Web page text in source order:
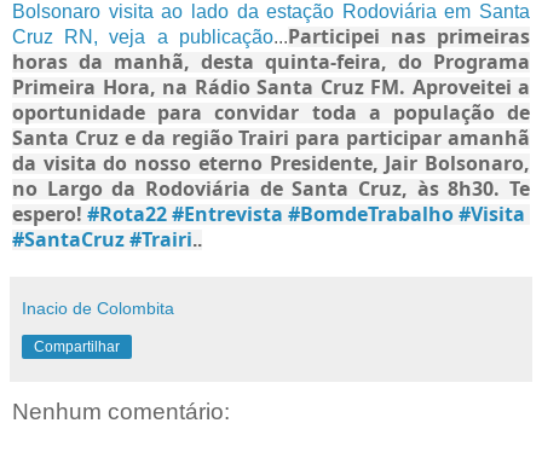
Bolsonaro visita ao lado da estação Rodoviária em Santa
Cruz RN, veja a publicação...Participei nas primeiras
horas da manhã, desta quinta-feira, do Programa
Primeira Hora, na Rádio Santa Cruz FM. Aproveitei a
oportunidade para convidar toda a população de
Santa Cruz e da região Trairi para participar amanhã
da visita do nosso eterno Presidente, Jair Bolsonaro,
no Largo da Rodoviária de Santa Cruz, às 8h30. Te
espero! #Rota22#Entrevista #BomdeTrabalho#Visita
#SantaCruz#Trairi..
Inacio de Colombita
Compartilhar
Nenhum comentário: